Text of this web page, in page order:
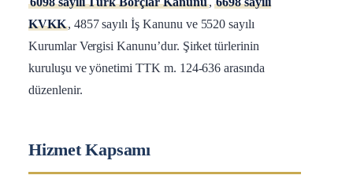
KVKK, 4857 sayılı İş Kanunu ve 5520 sayılı
Kurumlar Vergisi Kanunu’dur. Şirket türlerinin
kuruluşu ve yönetimi TTK m. 124-636 arasında
düzenlenir.
Hizmet Kapsamı